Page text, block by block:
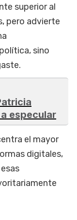
superior al
pero advierte
sino
especular
el mayor
digitales,